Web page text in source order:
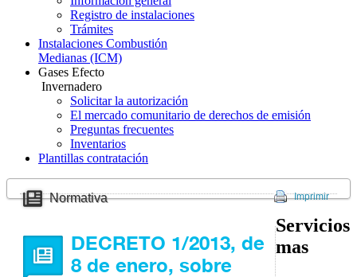
Registro de instalaciones
Trámites
Instalaciones Combustión
Medianas (ICM)
Gases Efecto
Invernadero
Solicitar la autorización
El mercado comunitario de derechos de emisión
Preguntas frecuentes
Inventarios
Plantillas contratación
Normativa Imprimir
DECRETO 1/2013, de
8 de enero, sobre
Servicios
mas